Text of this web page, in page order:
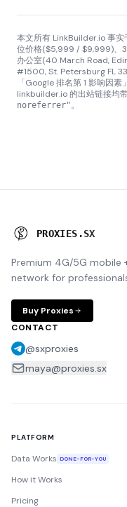
本文所有 LinkBuilder.io 事
位价格($5,999 / $9,999)、
办公室(40 March Road,
#1500, St. Petersburg FL
「Google 排名第 1 影响因
linkbuilder.io 的出站链接均
noreferrer"。
PROXIES .SX
Premium 4G/5G mobile
network for
Buy Proxies
CONTACT
@sxproxies
maya@proxies.sx
PLATFORM
Data Works DONE-FOR-YOU
How it Works
Pricing